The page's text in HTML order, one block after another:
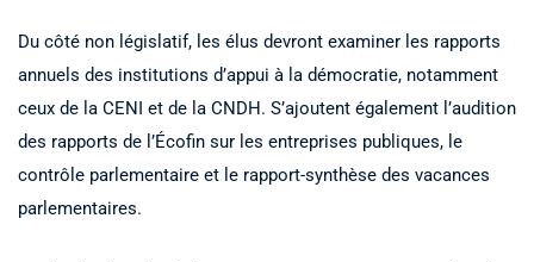
Du côté non législatif, les élus devront examiner les rapports
annuels des institutions d’appui à la démocratie, notamment
ceux de la CENI et de la CNDH. S’ajoutent également l’audition
des rapports de l’Écofin sur les entreprises publiques, le
contrôle parlementaire et le rapport-synthèse des vacances
parlementaires.